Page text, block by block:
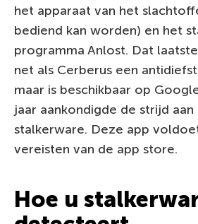
het apparaat van het
bediend kan worden) en het
programma Anlost. Dat
net als Cerberus een
maar is beschikbaar op
jaar aankondigde de strijd
stalkerware. Deze app
vereisten van de app store.
Hoe u